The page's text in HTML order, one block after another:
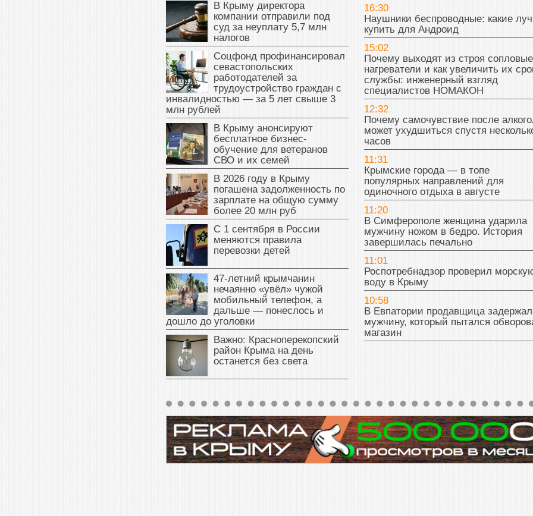
В Крыму директора
компании отправили под
суд за неуплату 5,7 млн
налогов
Соцфонд профинансировал
севастопольских
работодателей за
трудоустройство граждан с
инвалидностью — за 5 лет свыше 3
млн рублей
В Крыму анонсируют
бесплатное бизнес-
обучение для ветеранов
СВО и их семей
В 2026 году в Крыму
погашена задолженность по
зарплате на общую сумму
более 20 млн руб
С 1 сентября в России
меняются правила
перевозки детей
47‑летний крымчанин
нечаянно «увёл» чужой
мобильный телефон, а
дальше — понеслось и
дошло до уголовки
Важно: Красноперекопский
район Крыма на день
останется без света
16:30
Наушники беспроводные: какие
купить для Андроид
15:02
Почему выходят из строя сопловые
нагреватели и как увеличить их
службы: инженерный взгляд
специалистов НОМАКОН
12:32
Почему самочувствие после
может ухудшиться спустя
часов
11:31
Крымские города — в топе
популярных направлений для
одиночного отдыха в августе
11:20
В Симферополе женщина ударила
мужчину ножом в бедро. История
завершилась печально
11:01
Роспотребнадзор проверил
воду в Крыму
10:58
В Евпатории продавщица
мужчину, который пытался
магазин